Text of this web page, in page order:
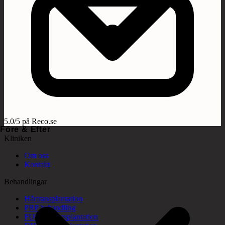
Före & Efter
5.0/5 på Reco.se
Kliniken
Om oss
Kontakt
Behandlingar
Hårtransplantation
PRP behandling
FUE hårtransplantation